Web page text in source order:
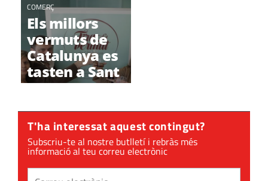
COMERÇ
Els millors
vermuts de
Catalunya es
tasten a Sant
Cugat
T'ha interessat aquest contingut?
Subscriu-te al nostre butlletí i rebràs més
informació al teu correu electrònic